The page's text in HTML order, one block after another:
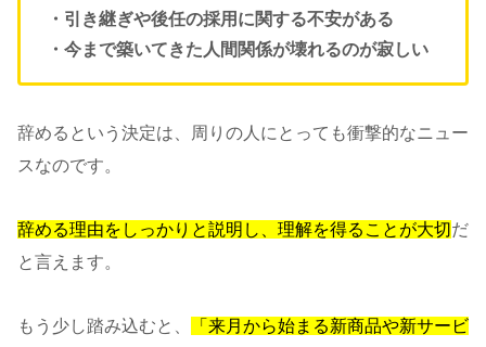
・引き継ぎや後任の採用に関する不安がある
・今まで築いてきた人間関係が壊れるのが寂しい
辞めるという決定は、周りの人にとっても衝撃的なニュー
スなのです。
辞める理由をしっかりと説明し、理解を得ることが大切だ
と言えます。
もう少し踏み込むと、
「来月から始まる新商品や新サービ